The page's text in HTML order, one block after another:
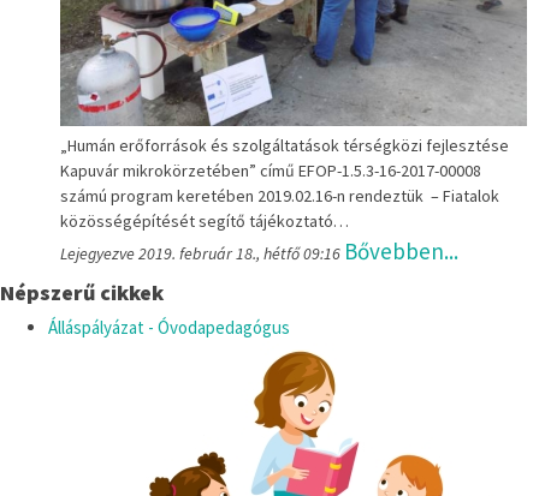
„Humán erőforrások és szolgáltatások térségközi fejlesztése
Kapuvár mikrokörzetében” című EFOP-1.5.3-16-2017-00008
számú program keretében 2019.02.16-n rendeztük – Fiatalok
közösségépítését segítő tájékoztató…
Lejegyezve 2019. február 18., hétfő 09:16 Bővebben...
Népszerű cikkek
Álláspályázat - Óvodapedagógus